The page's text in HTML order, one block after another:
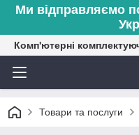
Ми відправляємо
Комп'ютерні
Товари та послуги